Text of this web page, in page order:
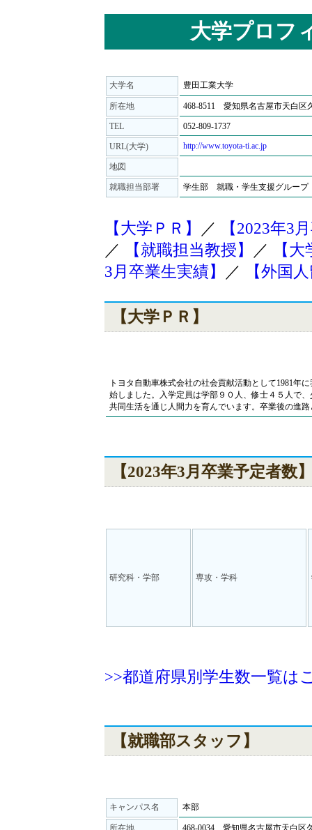
大学プロフ
大学名 豊田工業大学
所在地 468-8511 愛知県名古屋市天白区
TEL 052-809-1737
URL(大学) http://www.toyota-ti.ac.jp
地図
就職担当部署 学生部 就職・学生支援グループ
【大学ＰＲ】 ／
【2023年3
／
【就職担当教授】 ／
【
3月卒業生実績】
／ 【外国
【大学ＰＲ】
トヨタ自動車株式会社の社会貢献活動として1981年
始しました。入学定員は学部９０人、修士４５人で
共同生活を通じ人間力を育んでいます。卒業後の進
【2023年3月卒業予定者数
研究科・学部 専攻・学科
>>都道府県別学生数一覧は
【就職部スタッフ】
キャンパス名 本部
所在地 468-0034 愛知県名古屋市天白区